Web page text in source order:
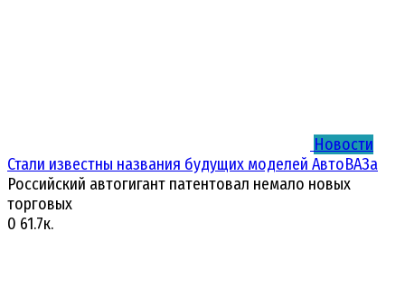
Новости
Стали известны названия будущих моделей АвтоВАЗа
Российский автогигант патентовал немало новых
торговых
0 61.7к.